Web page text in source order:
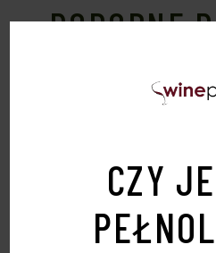
CZY
PODOBNE